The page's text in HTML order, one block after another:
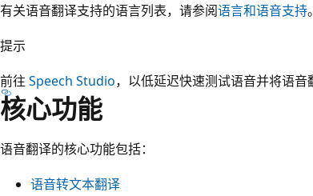
有关语音翻译支持的语言列表，请参阅语言和语音支持。
提示
前往 Speech Studio，以低延迟快速测试语音并将语音
核心功能
语音翻译的核心功能包括：
语音转文本翻译